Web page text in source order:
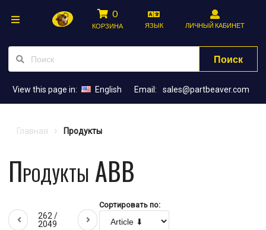
0
КОРЗИНА ЯЗЫК ЛИЧНЫЙ КАБИНЕТ
Поиск
View this page in: English Email: sales@partbeaver.com
Главная Продукты
Продукты ABB
262 /
2049
Сортировать по: